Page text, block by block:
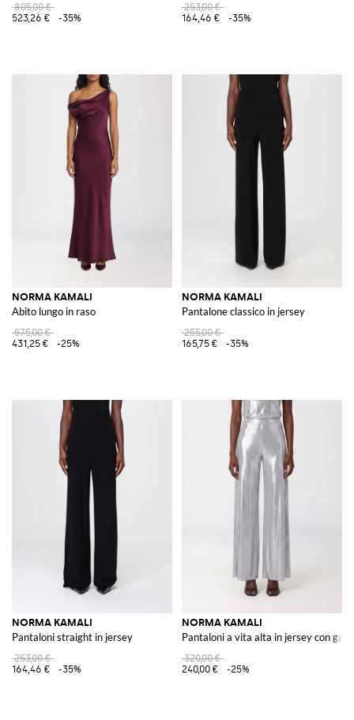
805,00 €
523,26 €
-35%
253,00 €
164,46 €
-35%
NORMA KAMALI
Abito lungo in raso
575,00 €
431,25 €
-25%
NORMA KAMALI
Pantalone classico in jersey
255,00 €
165,75 €
-35%
NORMA KAMALI
Pantaloni straight in jersey
253,00 €
164,46 €
-35%
NORMA KAMALI
Pantaloni a vita alta in jersey con
320,00 €
240,00 €
-25%